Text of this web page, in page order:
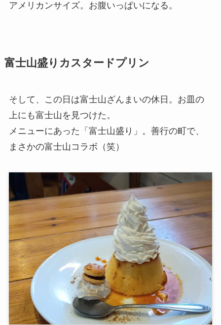
アメリカンサイズ。お腹いっぱいになる。
富士山盛りカスタードプリン
そして、この日は富士山ざんまいの休日。お皿の
上にも富士山を見つけた。
メニューにあった「富士山盛り」。善行の町で、
まさかの富士山コラボ（笑）